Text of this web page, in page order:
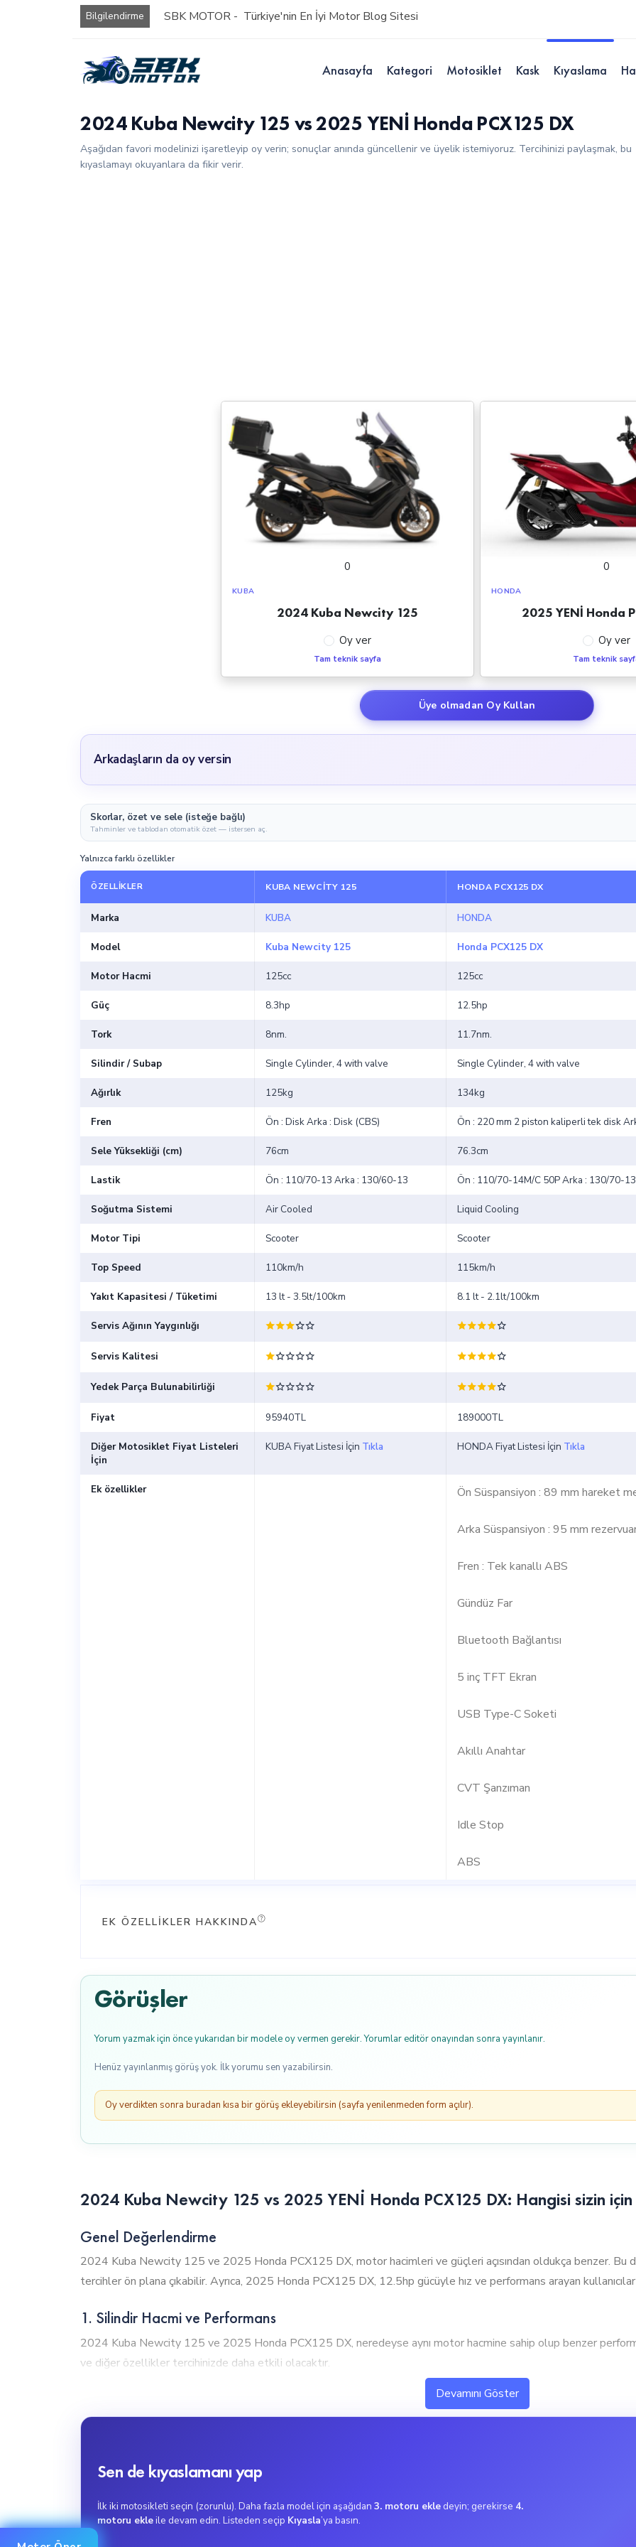
Bilgilendirme SBK MOTOR - Türkiye'nin En İyi Motor Blog Sitesi
Anasayfa Kategori Motosiklet Kask Kıyaslama
2024 Kuba Newcity 125 vs 2025 YENİ Honda PCX125 DX
Aşağıdan favori modelinizi işaretleyip oy verin; sonuçlar anında güncellenir ve üyelik istemiyoruz. Tercihinizi paylaşmak, bu
kıyaslamayı okuyanlara da fikir verir.
0
KUBA
2024 Kuba Newcity 125
Oy ver
Tam teknik sayfa
0
HONDA
2025 YENİ Honda
Oy ver
Tam teknik
Üye olmadan Oy Kullan
Arkadaşların da oy versin
Skorlar, özet ve sele (isteğe bağlı)
Tahminler ve tablodan otomatik özet — istersen aç.
Yalnızca farklı özellikler
ÖZELLIKLER KUBA NEWCITY 125 HONDA PCX125 DX
Marka KUBA HONDA
Model Kuba Newcity 125 Honda PCX125 DX
Motor Hacmi 125cc 125cc
Güç 8.3hp 12.5hp
Tork 8nm. 11.7nm.
Silindir / Subap Single Cylinder, 4 with valve Single Cylinder, 4 with valve
Ağırlık 125kg 134kg
Fren Ön : Disk Arka : Disk (CBS) Ön : 220 mm 2 piston kaliperli tek disk
Sele Yüksekliği (cm) 76cm 76.3cm
Lastik Ön : 110/70-13 Arka : 130/60-13 Ön : 110/70-14M/C 50P Arka : 130/70-
Soğutma Sistemi Air Cooled Liquid Cooling
Motor Tipi Scooter Scooter
Top Speed 110km/h 115km/h
Yakıt Kapasitesi / Tüketimi 13 lt - 3.5lt/100km 8.1 lt - 2.1lt/100km
Servis Ağının Yaygınlığı
Servis Kalitesi
Yedek Parça Bulunabilirliği
Fiyat 95940TL 189000TL
Diğer Motosiklet Fiyat Listeleri
İçin
KUBA Fiyat Listesi İçin Tıkla HONDA Fiyat Listesi İçin Tıkla
Ek özellikler Ön Süspansiyon : 89 mm hareket
Arka Süspansiyon : 95 mm
Fren : Tek kanallı ABS
Gündüz Far
Bluetooth Bağlantısı
5 inç TFT Ekran
USB Type-C Soketi
Akıllı Anahtar
CVT Şanzıman
Idle Stop
ABS
EK ÖZELLIKLER HAKKINDA
Görüşler
Yorum yazmak için önce yukarıdan bir modele oy vermen gerekir. Yorumlar editör onayından sonra yayınlanır.
Henüz yayınlanmış görüş yok. İlk yorumu sen yazabilirsin.
Oy verdikten sonra buradan kısa bir görüş ekleyebilirsin (sayfa yenilenmeden form açılır).
2024 Kuba Newcity 125 vs 2025 YENİ Honda PCX125 DX: Hangisi sizin
Genel Değerlendirme
2024 Kuba Newcity 125 ve 2025 Honda PCX125 DX, motor hacimleri ve güçleri açısından oldukça benzer. Bu
tercihler ön plana çıkabilir. Ayrıca, 2025 Honda PCX125 DX, 12.5hp gücüyle hız ve performans arayan kullanıcılar
1. Silindir Hacmi ve Performans
2024 Kuba Newcity 125 ve 2025 Honda PCX125 DX, neredeyse aynı motor hacmine sahip olup benzer
ve diğer özellikler tercihinizde daha etkili olacaktır.
2024 Kuba Newcity 125, 125cc motor hacmiyle yüksek performans ve hızlanma isteyen kullanıcılar için ideal.
2024 Kuba Newcity 125 ve 2025 Honda PCX125 DX, tork değerleri açısından birbirine yakın performans
daha güçlü bir çekiş gücüne sahip. Bu, özellikle hızlanma gerektiren durumlarda avantaj sağlayabilir.
2025 Honda PCX125 DX, ani hızlanma gerektiren kullanıcılar için ideal. Bu tork değeri, şehir içi kullanımda
3. Maksimum Hız
Devamını Göster
Sen de kıyaslamanı yap
İlk iki motosikleti seçin (zorunlu). Daha fazla model için aşağıdan 3. motoru ekledeyin; gerekirse 4.
motoru ekleile devam edin. Listeden seçip Kıyasla’ya basın.